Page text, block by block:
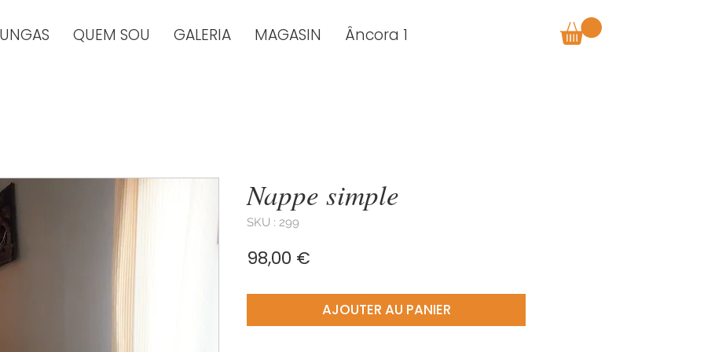
QUEM SOU GALERIA MAGASIN Âncora 1
Nappe simple
SKU : 299
98,00 €
AJOUTER AU PANIER